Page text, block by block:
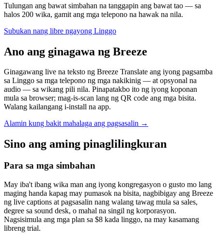
Tulungan ang bawat simbahan na tanggapin ang bawat tao — sa
halos 200 wika, gamit ang mga telepono na hawak na nila.
Subukan nang libre ngayong Linggo
Ano ang ginagawa ng Breeze
Ginagawang live na teksto ng Breeze Translate ang iyong pagsamba
sa Linggo sa mga telepono ng mga nakikinig — at opsyonal na
audio — sa wikang pili nila. Pinapatakbo ito ng iyong koponan
mula sa browser; mag-is-scan lang ng QR code ang mga bisita.
Walang kailangang i-install na app.
Alamin kung bakit mahalaga ang pagsasalin →
Sino ang aming pinaglilingkuran
Para sa mga simbahan
May iba't ibang wika man ang iyong kongregasyon o gusto mo lang
maging handa kapag may pumasok na bisita, nagbibigay ang Breeze
ng live captions at pagsasalin nang walang tawag mula sa sales,
degree sa sound desk, o mahal na singil ng korporasyon.
Nagsisimula ang mga plan sa $8 kada linggo, na may kasamang
libreng trial.